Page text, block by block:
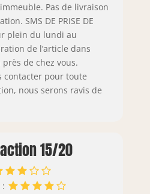
Pas de livraison
SMS DE PRISE DE
plein du lundi au
de l’article dans
près de chez vous.
contacter pour toute
nous serons ravis de
15/20